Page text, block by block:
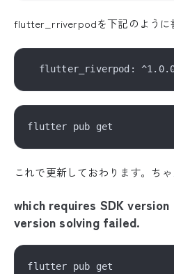
flutter_rriverpodを下記のように
これで更新しておわります。ちゃ
which requires SDK
version solving failed.